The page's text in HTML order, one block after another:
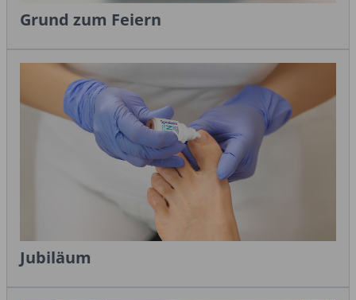
Grund zum Feiern
Jubiläum